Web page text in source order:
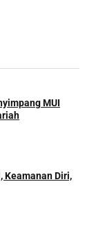
MUI
Keamanan Diri,